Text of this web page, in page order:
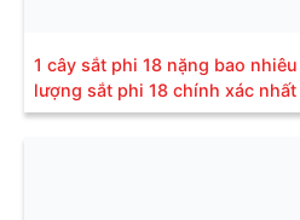
1 cây sắt phi 18 nặng bao
lượng sắt phi 18 chính xác nhất